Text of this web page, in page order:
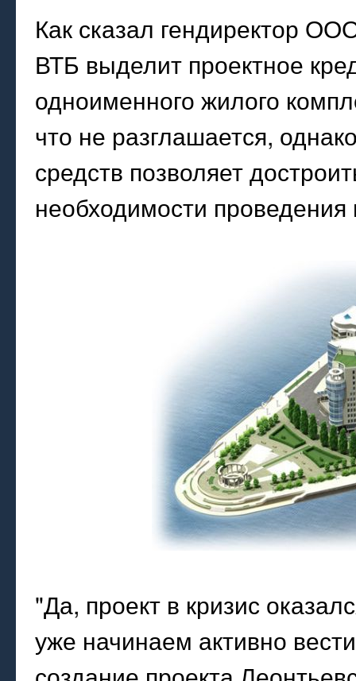
Как сказал гендиректор
ВТБ выделит проектное
одноименного жилого
что не разглашается,
средств позволяет
необходимости
"Да, проект в кризис
уже начинаем активно